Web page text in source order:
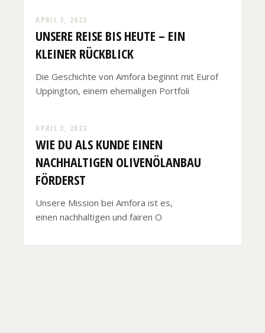
APRIL 3, 2023
UNSERE REISE BIS HEUTE – EIN
KLEINER RÜCKBLICK
Die Geschichte von Amfora beginnt mit Eurof
Uppington, einem ehemaligen Portfoli
APRIL 3, 2023
WIE DU ALS KUNDE EINEN
NACHHALTIGEN OLIVENÖLANBAU
FÖRDERST
Unsere Mission bei Amfora ist es,
einen nachhaltigen und fairen O